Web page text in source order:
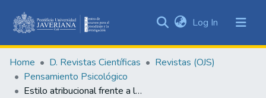
&
Collections
All of DSpace
Log In (current)
Home D. Revistas Científicas
Revistas (OJS)
Pensamiento Psicológico
Estilo atribucional frente a la interacción social de niños en el aula.